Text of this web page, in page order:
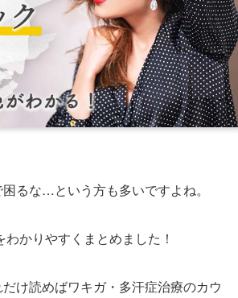
るな…という方も多いですよね。
わかりやすくまとめました！
け読めばワキガ・多汗症治療のカウ